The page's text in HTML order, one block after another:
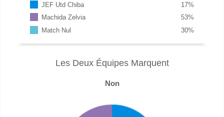
JEF Utd Chiba %
17
Machida Zelvia
%
53
Match Nul
%
30
Les Deux Équipes Marquent
Non